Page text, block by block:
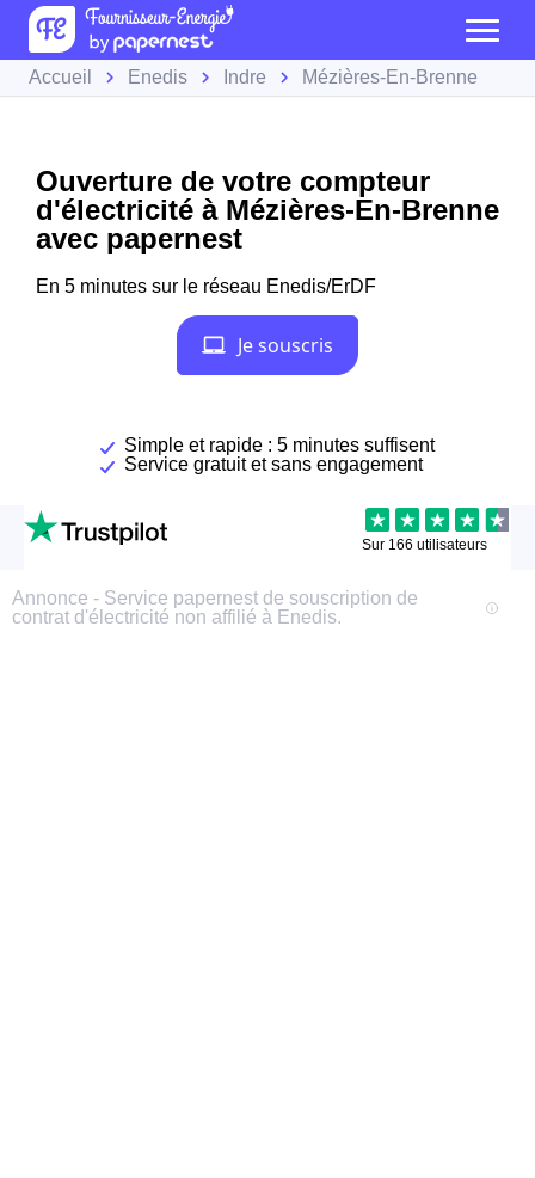
Accueil Enedis Indre Mézières-En-Brenne